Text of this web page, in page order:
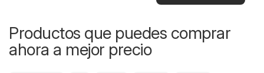
ofertas
Productos que puedes comprar
ahora a mejor precio